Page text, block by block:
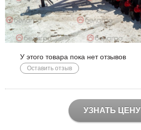
У этого товара пока нет отзывов
Оставить отзыв
УЗНАТЬ ЦЕНУ